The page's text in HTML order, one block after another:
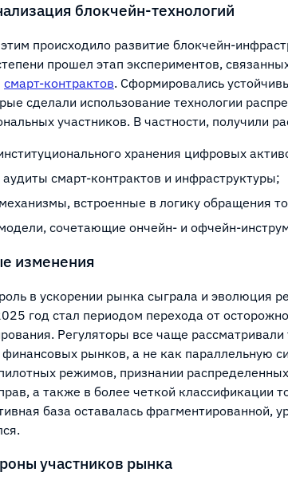
блокчейн-технологий
происходило развитие блокчейн-
прошел этап экспериментов,
смарт-контрактов. Сформировались
сделали использование технологии
участников. В частности, получили
хранения цифровых
смарт-контрактов и инфраструктуры;
встроенные в логику обращения
сочетающие ончейн- и офчейн-
изменения
в ускорении рынка сыграла и эволюция
год стал периодом перехода от
Регуляторы все чаще
рынков, а не как параллельную
режимов, признании
а также в более четкой классификации
база оставалась фрагментированной,
участников рынка